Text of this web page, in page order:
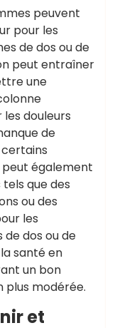
peuvent
pour les
de dos ou de
peut entraîner
une
douleurs
de
peut également
que des
ou des
les
dos ou de
santé en
un bon
plus modérée.
et